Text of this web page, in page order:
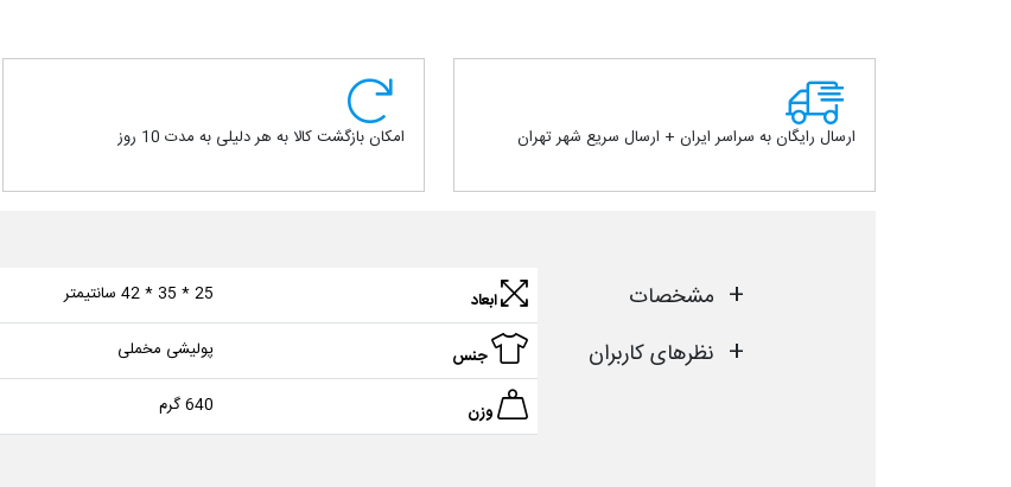
ارسال رایگان به سراسر ایران + ارسال سریع شهر تهران امکان بازگشت کالا به هر دلیلی به مدت 10 روز
مشخصات
نظرهای کاربران
ابعاد 25 * 35 * 42 سانتیمتر
جنس پولیشی مخملی
وزن 640 گرم